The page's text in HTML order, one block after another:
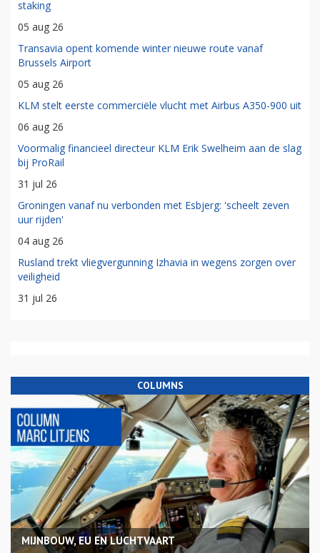
staking
05 aug 26
Transavia opent komende winter nieuwe route vanaf
Brussels Airport
05 aug 26
KLM stelt eerste commerciële vlucht met Airbus A350-900 uit
06 aug 26
Voormalig financieel directeur KLM Erik Swelheim aan de slag
bij ProRail
31 jul 26
Groningen vanaf nu verbonden met Esbjerg: 'scheelt zeven
uur rijden'
04 aug 26
Rusland trekt vliegvergunning Izhavia in wegens zorgen over
veiligheid
31 jul 26
COLUMNS
MIJNBOUW, EU EN LUCHTVAART